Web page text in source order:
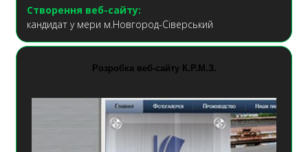
Створення веб-сайту:
кандидат у мери м.Новгород-Сіверський
Розробка веб-сайту К.Р.М.З.